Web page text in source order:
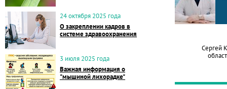
24 октября 2025 года
О закреплении кадров в
системе здравоохранения
3 июля 2025 года
Важная информация о
"мышиной лихорадке"
Сергей